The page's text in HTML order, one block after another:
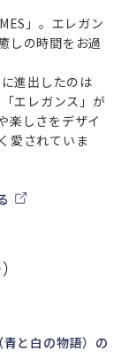
」。エレガン
しの時間をお過
進出したのは
エレガンス」が
楽しさをデザイ
愛されていま
と白の物語）の